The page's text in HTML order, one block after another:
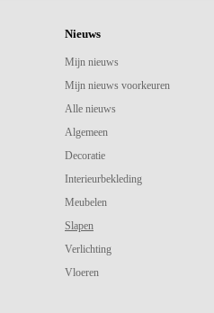
Nieuws
Mijn nieuws
Mijn nieuws voorkeuren
Alle nieuws
Algemeen
Decoratie
Interieurbekleding
Meubelen
Slapen
Verlichting
Vloeren